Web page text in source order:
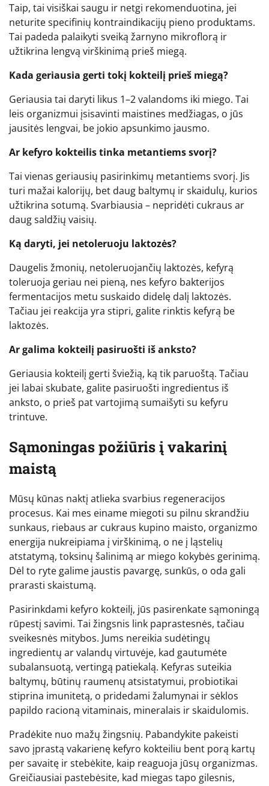
Taip, tai visiškai saugu ir netgi rekomenduotina, jei
neturite specifinių kontraindikacijų pieno produktams.
Tai padeda palaikyti sveiką žarnyno mikroflorą ir
užtikrina lengvą virškinimą prieš miegą.
Kada geriausia gerti tokį kokteilį prieš miegą?
Geriausia tai daryti likus 1–2 valandoms iki miego. Tai
leis organizmui įsisavinti maistines medžiagas, o jūs
jausitės lengvai, be jokio apsunkimo jausmo.
Ar kefyro kokteilis tinka metantiems svorį?
Tai vienas geriausių pasirinkimų metantiems svorį. Jis
turi mažai kalorijų, bet daug baltymų ir skaidulų, kurios
užtikrina sotumą. Svarbiausia – nepridėti cukraus ar
daug saldžių vaisių.
Ką daryti, jei netoleruoju laktozės?
Daugelis žmonių, netoleruojančių laktozės, kefyrą
toleruoja geriau nei pieną, nes kefyro bakterijos
fermentacijos metu suskaido didelę dalį laktozės.
Tačiau jei reakcija yra stipri, galite rinktis kefyrą be
laktozės.
Ar galima kokteilį pasiruošti iš anksto?
Geriausia kokteilį gerti šviežią, ką tik paruoštą. Tačiau
jei labai skubate, galite pasiruošti ingredientus iš
anksto, o prieš pat vartojimą sumaišyti su kefyru
trintuve.
Sąmoningas požiūris į vakarinį
maistą
Mūsų kūnas naktį atlieka svarbius regeneracijos
procesus. Kai mes einame miegoti su pilnu skrandžiu
sunkaus, riebaus ar cukraus kupino maisto, organizmo
energija nukreipiama į virškinimą, o ne į ląstelių
atstatymą, toksinų šalinimą ar miego kokybės gerinimą.
Dėl to ryte galime jaustis pavargę, sunkūs, o oda gali
prarasti skaistumą.
Pasirinkdami kefyro kokteilį, jūs pasirenkate sąmoningą
rūpestį savimi. Tai žingsnis link paprastesnės, tačiau
sveikesnės mitybos. Jums nereikia sudėtingų
ingredientų ar valandų virtuvėje, kad gautumėte
subalansuotą, vertingą patiekalą. Kefyras suteikia
baltymų, būtinų raumenų atsistatymui, probiotikai
stiprina imunitetą, o pridedami žalumynai ir sėklos
papildo racioną vitaminais, mineralais ir skaidulomis.
Pradėkite nuo mažų žingsnių. Pabandykite pakeisti
savo įprastą vakarienę kefyro kokteiliu bent porą kartų
per savaitę ir stebėkite, kaip reaguoja jūsų organizmas.
Greičiausiai pastebėsite, kad miegas tapo gilesnis,